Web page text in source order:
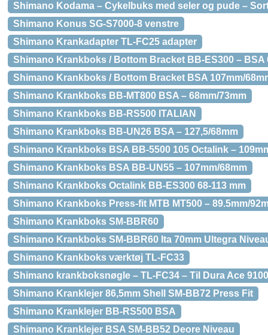
Shimano Kodama – Cykelbuks med seler og pude –
Shimano Konus SG-S7000-8 venstre
Shimano Krankadapter TL-FC25 adapter
Shimano Krankboks / Bottom Bracket BB-ES300 – BSA
Shimano Krankboks / Bottom Bracket BSA 107mm/
Shimano Krankboks BB-MT800 BSA – 68mm/73mm
Shimano Krankboks BB-RS500 ITALIAN
Shimano Krankboks BB-UN26 BSA – 127,5/68mm
Shimano Krankboks BSA BB-5500 105 Octalink –
Shimano Krankboks BSA BB-UN55 – 107mm/68mm
Shimano Krankboks Octalink BB-ES300 68-113 mm
Shimano Krankboks Press-fit MTB MT500 – 89.5mm/
Shimano Krankboks SM-BBR60
Shimano Krankboks SM-BBR60 Ita 70mm Ultegra
Shimano Krankboks værktøj TL-FC33
Shimano krankboksnøgle – TL-FC34 – Til Dura Ace 9100
Shimano Kranklejer 86,5mm Shell SM-BB72 Press Fit
Shimano Kranklejer BB-RS500 BSA
Shimano Kranklejer BSA SM-BB52 Deore Niveau